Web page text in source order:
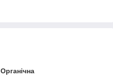
Органічна